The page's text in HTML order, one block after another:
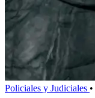
Policiales y Judiciales •